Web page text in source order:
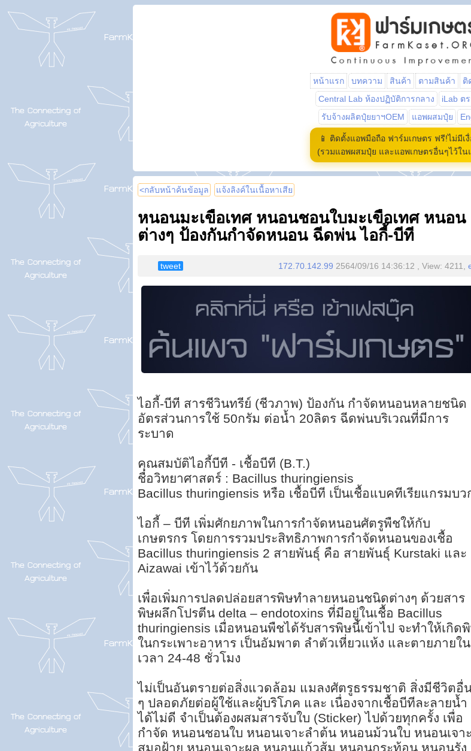
หน้าแรก บทความ สินค้า ตามสินค้า
ติ
Central Lab ห้องปฏิบัติการกลาง
iLab ต
รับจ้างผลิตปุ๋ยยาฯOEM
แอพผสมปุ๋ย
📱 ติดตั้งแอพมือถือ ฟาร์มเกษตร ฟรี!ไม่มีเ
(รวมแอพผสมปุ๋ย และแอพเกษตรอื่นๆไว้ใน
<กลับหน้าค้นข้อมูล แจ้งลิงค์ในเนื้อหาเสีย
หนอนมะเขือเทศ หนอนชอนใบมะเขือเทศ หนอน
ต่างๆ ป้องกันกำจัดหนอน ฉีดพ่น ไอกี้-บีที
tweet 172.70.142.99 2564/09/16 14:36:12 , View: 4211,
ไอกี้-บีที สารชีวินทรีย์ (ชีวภาพ) ป้องกัน กำจัดหนอนหลายชนิด
อัตรส่วนการใช้ 50กรัม ต่อน้ำ 20ลิตร ฉีดพ่นบริเวณที่มีการ
ระบาด
คุณสมบัติไอกี้บีที - เชื้อบีที (B.T.)
ชื่อวิทยาศาสตร์ : Bacillus thuringiensis
Bacillus thuringiensis หรือ เชื้อบีที เป็นเชื้อแบคทีเรียแกรมบว
ไอกี้ – บีที เพิ่มศักยภาพในการกำจัดหนอนศัตรูพืชให้กับ
เกษตรกร โดยการรวมประสิทธิภาพการกำจัดหนอนของเชื้อ
Bacillus thuringiensis 2 สายพันธุ์ คือ สายพันธุ์ Kurstaki และ
Aizawai เข้าไว้ด้วยกัน
เพื่อเพิ่มการปลดปล่อยสารพิษทำลายหนอนชนิดต่างๆ ด้วยสาร
พิษผลึกโปรตีน delta – endotoxins ที่มีอยู่ในเชื้อ Bacillus
thuringiensis เมื่อหนอนพืชได้รับสารพิษนี้เข้าไป จะทำให้เกิด
ในกระเพาะอาหาร เป็นอัมพาต ลำตัวเหี่ยวแห้ง และตายภายใน
เวลา 24-48 ชั่วโมง
ไม่เป็นอันตรายต่อสิ่งแวดล้อม แมลงศัตรูธรรมชาติ สิ่งมีชีวิตอื่
ๆ ปลอดภัยต่อผู้ใช้และผู้บริโภค และ เนื่องจากเชื้อบีทีละลายน้ำ
ได้ไม่ดี จำเป็นต้องผสมสารจับใบ (Sticker) ไปด้วยทุกครั้ง เพื่อ
กำจัด หนอนชอนใบ หนอนเจาะลำต้น หนอนม้วนใบ หนอนเจาะ
สมอฝ้าย หนอนเจาะผล หนอนแก้วส้ม หนอนกระท้อน หนอนรัง